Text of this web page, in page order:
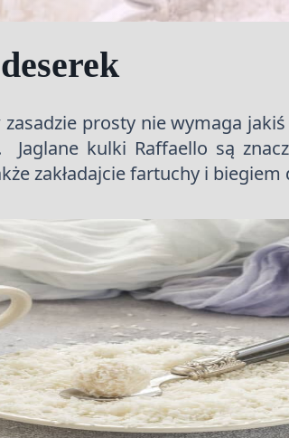
prosty nie wymaga
kulki Raffaello są
zakładajcie fartuchy i